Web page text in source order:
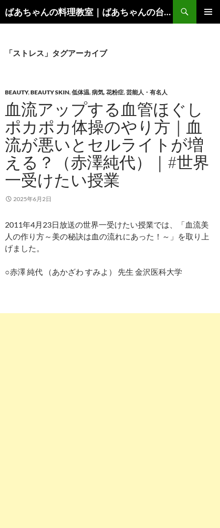
ン
ばあちゃんの料理教室｜ばあちゃんの台所から学ぶ、食と健康の知恵
索
「ストレス」タグアーカイブ
BEAUTY,BEAUTY SKIN,低体温,病気,花粉症,芸能人・有名人
血流アップする血管ほぐし
ポカポカ体操のやり方｜血
流が悪いとセルライトが増
える？（赤澤純代）｜#世界
一受けたい授業
2025年6月2日
2011年4月23日放送の世界一受けたい授業では、「血流美
人の作り方～美の秘訣は血の流れにあった！～」を取り上
げました。
○赤澤 純代 （あかざわ すみよ） 先生 金沢医科大学